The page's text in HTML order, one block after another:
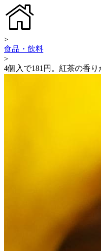
>
食品・飲料
>
4個入で181円。紅茶の香